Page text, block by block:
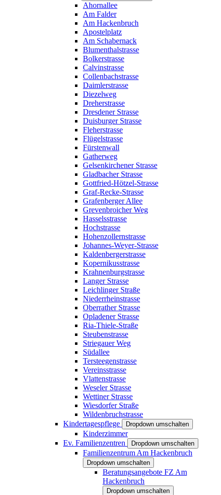
Ahornallee
Am Falder
Am Hackenbruch
Apostelplatz
Am Schabernack
Blumenthalstrasse
Bolkerstrasse
Calvinstrasse
Collenbachstrasse
Daimlerstrasse
Diezelweg
Dreherstrasse
Dresdener Strasse
Duisburger Strasse
Fleherstrasse
Flügelstrasse
Fürstenwall
Gatherweg
Gelsenkirchener Strasse
Gladbacher Strasse
Gottfried-Hötzel-Strasse
Graf-Recke-Strasse
Grafenberger Allee
Grevenbroicher Weg
Hasselsstrasse
Hochstrasse
Hohenzollernstrasse
Johannes-Weyer-Strasse
Kaldenbergerstrasse
Kopernikusstrasse
Krahnenburgstrasse
Langer Strasse
Leichlinger Straße
Niederrheinstrasse
Oberrather Strasse
Opladener Strasse
Ria-Thiele-Straße
Steubenstrasse
Striegauer Weg
Südallee
Tersteegenstrasse
Vereinsstrasse
Vlattenstrasse
Weseler Strasse
Wettiner Strasse
Wiesdorfer Straße
Wildenbruchstrasse
Kindertagespflege
Dropdown umschalten
Kinderzimmer
Ev. Familienzentren
Dropdown umschalten
Familienzentrum Am Hackenbruch
Dropdown umschalten
Beratungsangebote FZ Am
Hackenbruch
Dropdown umschalten